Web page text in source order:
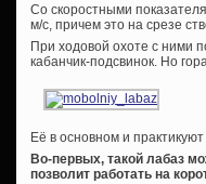
Со скоростными
м/с, причем это на срезе
При ходовой охоте с ними
кабанчик-подсвинок. Но
Её в основном и
Во-первых, такой лабаз
позволит работать на